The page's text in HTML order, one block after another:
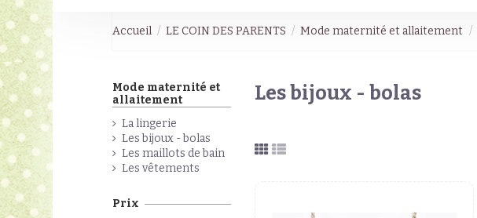
Accueil LE COIN DES PARENTS Mode maternité et allaitement
Les bijoux - bolas
Mode maternité et
allaitement
La lingerie
Les bijoux - bolas
Les maillots de bain
Les vêtements
Prix